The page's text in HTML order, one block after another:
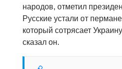
народов, отметил
Русские устали от
который сотрясает
сказал он.